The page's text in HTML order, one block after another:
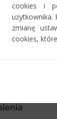
o zmianach w
i przydatne
cookies i
użytkownika.
zmianę
cookies,